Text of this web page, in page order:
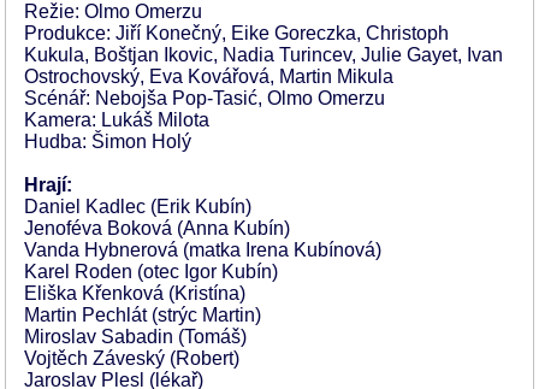
Režie: Olmo Omerzu
Produkce: Jiří Konečný, Eike Goreczka, Christoph
Kukula, Boštjan Ikovic, Nadia Turincev, Julie Gayet, Ivan
Ostrochovský, Eva Kovářová, Martin Mikula
Scénář: Nebojša Pop-Tasić, Olmo Omerzu
Kamera: Lukáš Milota
Hudba: Šimon Holý
Hrají:
Daniel Kadlec (Erik Kubín)
Jenoféva Boková (Anna Kubín)
Vanda Hybnerová (matka Irena Kubínová)
Karel Roden (otec Igor Kubín)
Eliška Křenková (Kristína)
Martin Pechlát (strýc Martin)
Miroslav Sabadin (Tomáš)
Vojtěch Záveský (Robert)
Jaroslav Plesl (lékař)